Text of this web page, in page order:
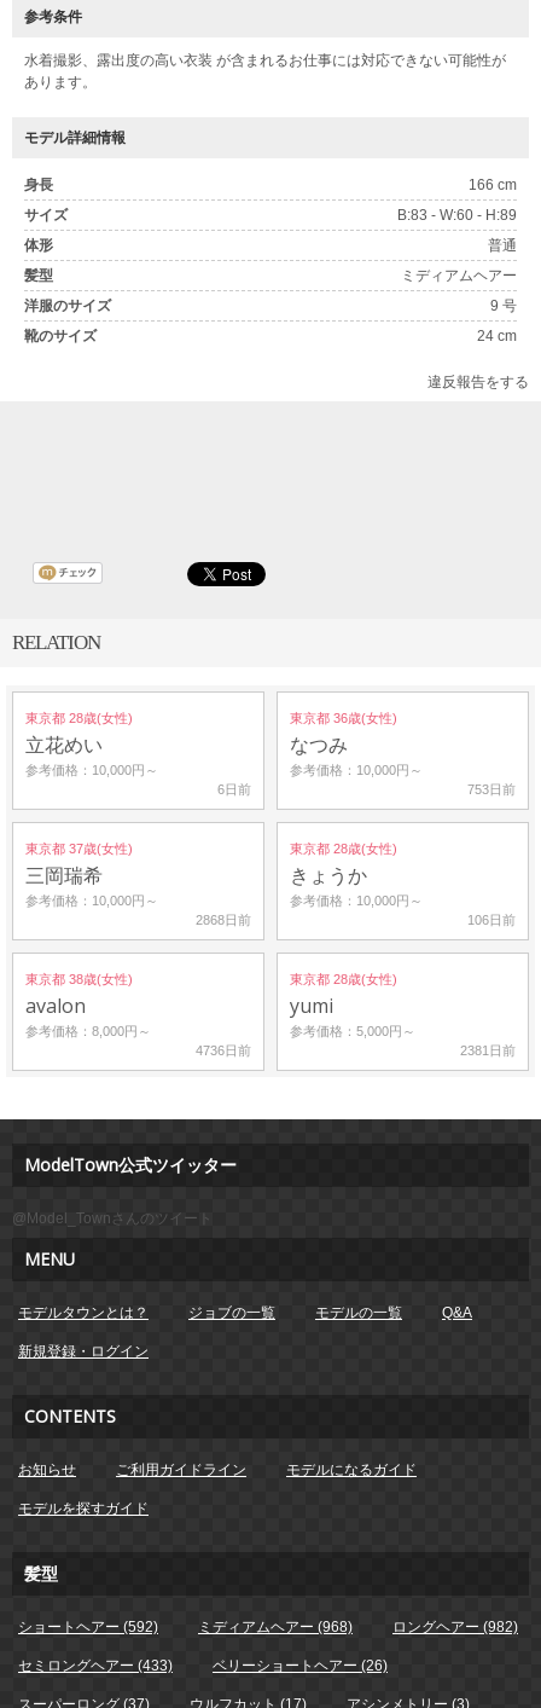
参考条件
水着撮影、露出度の高い衣装 が含まれるお仕事には対応できない可能性が
あります。
モデル詳細情報
身長
166 cm
サイズ
B:83 - W:60 - H:89
体形
普通
髪型
ミディアムヘアー
洋服のサイズ
9 号
靴のサイズ
24 cm
違反報告をする
RELATION
東京都 28歳(女性)
立花めい
参考価格：10,000円～
6日前
東京都 36歳(女性)
なつみ
参考価格：10,000円～
753日前
東京都 37歳(女性)
三岡瑞希
参考価格：10,000円～
2868日前
東京都 28歳(女性)
きょうか
参考価格：10,000円～
106日前
東京都 38歳(女性)
avalon
参考価格：8,000円～
4736日前
東京都 28歳(女性)
yumi
参考価格：5,000円～
2381日前
ModelTown公式ツイッター
@Model_Townさんのツイート
MENU
モデルタウンとは？ ジョブの一覧 モデルの一覧 Q&A
新規登録・ログイン
CONTENTS
お知らせ ご利用ガイドライン モデルになるガイド
モデルを探すガイド
髪型
ショートヘアー (592) ミディアムヘアー (968) ロングヘアー (982)
セミロングヘアー (433) ベリーショートヘアー (26)
スーパーロング (37) ウルフカット (17) アシンメトリー (3)